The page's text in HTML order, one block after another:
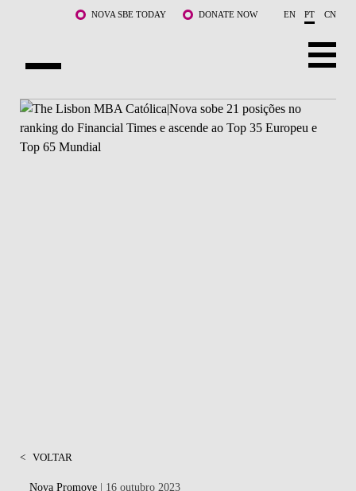
Saltar para o conteúdo principalNOVA SBE TODAY DONATE NOW EN PT CN
SOBRE NÓS
CURSOS
< VOLTAR
Nova Promove| 16 outubro 2023